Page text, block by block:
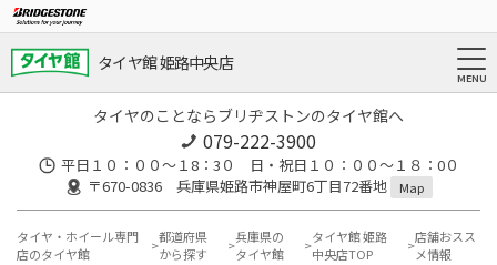
タイヤ館 姫路中央店
タイヤのことならブリヂストンのタイヤ館へ
079-222-3900
平日１０：００～１8：3０ 日・祝日１０：００～１８：0０
〒670-0836 兵庫県姫路市神屋町6丁目72番地
Map
タイヤ・ホイール専門
店のタイヤ館
都道府県
から探す
兵庫県の
タイヤ館
タイヤ館 姫路
中央店TOP
店舗おスス
メ情報